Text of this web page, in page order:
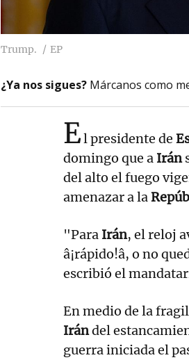
Trump. EP
¿Ya nos sigues? Márcanos como
El presidente de
domingo que a Irán
del alto el fuego
amenazar a la
"Para Irán, el reloj
â¡rápido!â, o no
escribió el
En medio de la
Irándel
guerra iniciada el